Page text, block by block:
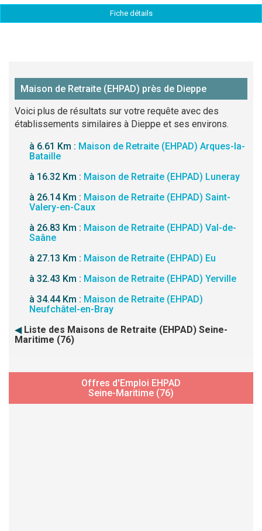
Fiche détails
Maison de Retraite (EHPAD) près de Dieppe
Voici plus de résultats sur votre requête avec des
établissements similaires à Dieppe et ses environs.
à 6.61 Km : Maison de Retraite (EHPAD) Arques-la-
Bataille
à 16.32 Km : Maison de Retraite (EHPAD) Luneray
à 26.14 Km : Maison de Retraite (EHPAD) Saint-
Valery-en-Caux
à 26.83 Km : Maison de Retraite (EHPAD) Val-de-
Saâne
à 27.13 Km : Maison de Retraite (EHPAD) Eu
à 32.43 Km : Maison de Retraite (EHPAD) Yerville
à 34.44 Km : Maison de Retraite (EHPAD)
Neufchâtel-en-Bray
◀ Liste des Maisons de Retraite (EHPAD) Seine-
Maritime (76)
Offres d'Emploi EHPAD
Seine-Maritime (76)